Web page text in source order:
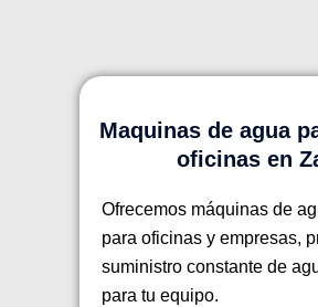
Maquinas de agua
oficinas en
Ofrecemos máquinas de
para oficinas y empresas,
suministro constante de
para tu equipo.